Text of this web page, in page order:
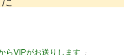
らVIPがお送りします ：